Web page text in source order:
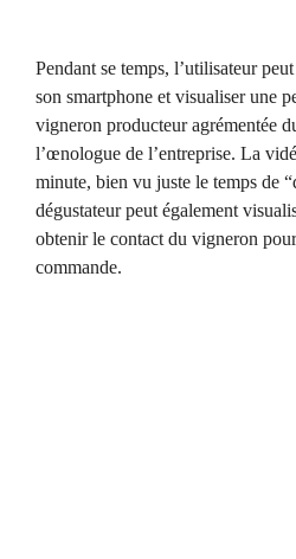
Pendant se temps, l’utilisateur
son smartphone et visualiser une
vigneron producteur agrémentée
l’œnologue de l’entreprise. La
minute, bien vu juste le temps de
dégustateur peut également
obtenir le contact du vigneron
commande.